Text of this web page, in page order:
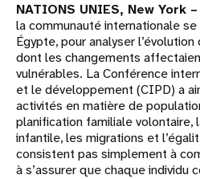
NATIONS UNIES, New York –
la communauté internationale se
Égypte, pour analyser
dont les changements
vulnérables. La Conférence
et le développement (CIPD) a
activités en matière de
planification familiale volontaire,
infantile, les migrations et
consistent pas simplement à
à s’assurer que chaque individu